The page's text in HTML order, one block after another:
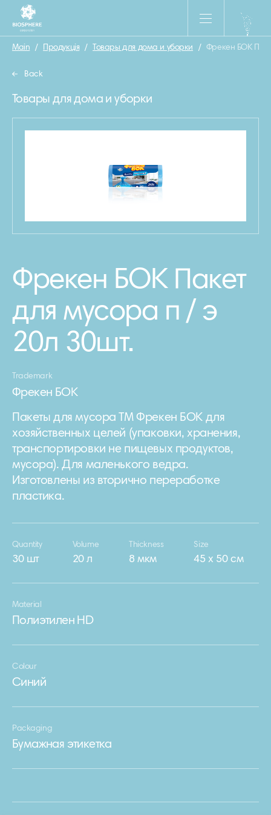
Main / Продукція / Товары для дома и уборки / Фрекен БОК
Back
Товары для дома и уборки
Фрекен БОК Пакет
для мусора п / э
20л 30шт.
Trademark
Фрекен БОК
Пакеты для мусора ТМ Фрекен БОК для
хозяйственных целей (упаковки, хранения,
транспортировки не пищевых продуктов,
мусора). Для маленького ведра.
Изготовлены из вторично переработке
пластика.
Quantity
30 шт
Volume
20 л
Thickness
8 мкм
Size
45 х 50 см
Material
Полиэтилен HD
Colour
Синий
Packaging
Бумажная этикетка